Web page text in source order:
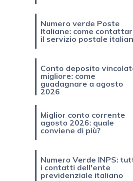
Numero verde Poste
Italiane: come
il servizio postale
Conto deposito
migliore: come
guadagnare a agosto
2026
Miglior conto corrente
agosto 2026: quale
conviene di più?
Numero Verde INPS:
i contatti dell'ente
previdenziale italiano